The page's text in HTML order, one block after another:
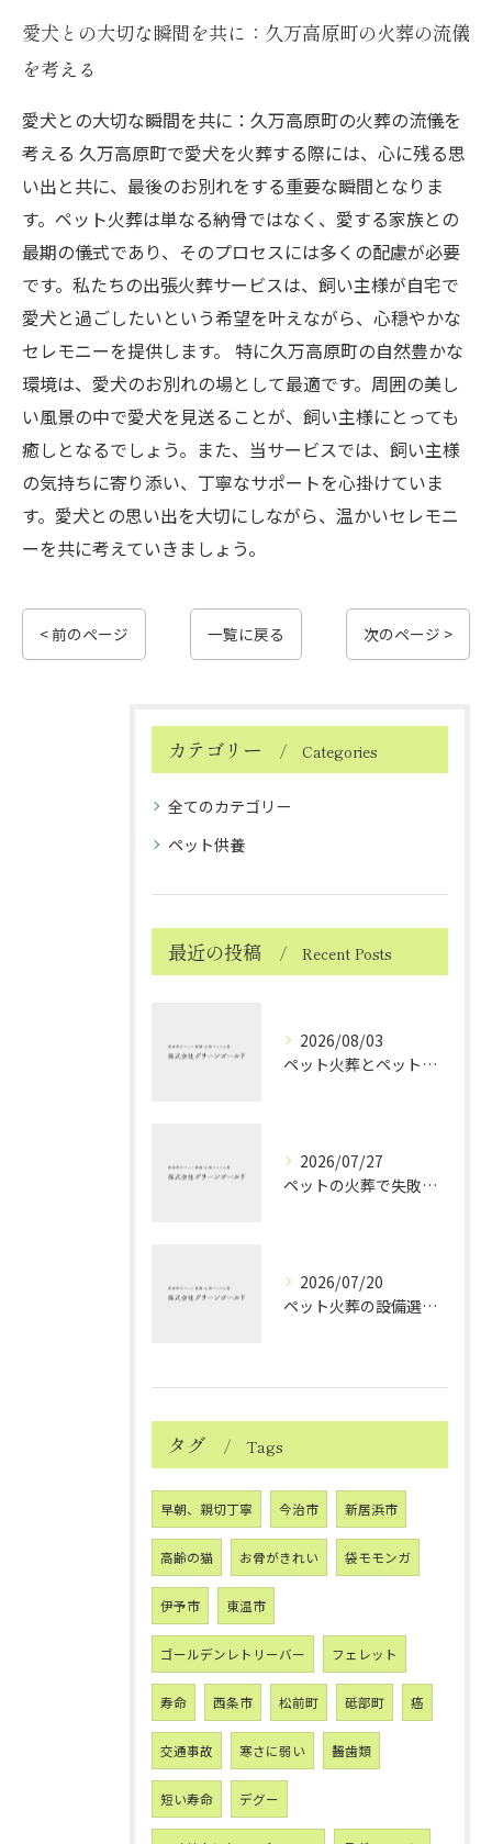
愛犬との大切な瞬間を共に：久万高原町の火葬の流儀
を考える
愛犬との大切な瞬間を共に：久万高原町の火葬の流儀を
考える 久万高原町で愛犬を火葬する際には、心に残る思
い出と共に、最後のお別れをする重要な瞬間となりま
す。ペット火葬は単なる納骨ではなく、愛する家族との
最期の儀式であり、そのプロセスには多くの配慮が必要
です。私たちの出張火葬サービスは、飼い主様が自宅で
愛犬と過ごしたいという希望を叶えながら、心穏やかな
セレモニーを提供します。 特に久万高原町の自然豊かな
環境は、愛犬のお別れの場として最適です。周囲の美し
い風景の中で愛犬を見送ることが、飼い主様にとっても
癒しとなるでしょう。また、当サービスでは、飼い主様
の気持ちに寄り添い、丁寧なサポートを心掛けていま
す。愛犬との思い出を大切にしながら、温かいセレモニ
ーを共に考えていきましょう。
< 前のページ 一覧に戻る 次のページ >
カテゴリー Categories
全てのカテゴリー
ペット供養
最近の投稿 Recent Posts
2026/08/03
ペット火葬とペット火葬後の愛媛県北宇和郡松野町で知っておきたい実務と費用比較ガイド
2026/07/27
ペットの火葬で失敗しない業者選択と後悔しないポイントを徹底解説
2026/07/20
ペット火葬の設備選びと愛媛県西条市で安心して見送るためのポイント
タグ Tags
早朝、親切丁寧 今治市 新居浜市
高齢の猫 お骨がきれい 袋モモンガ
伊予市 東温市
ゴールデンレトリーバー フェレット
寿命 西条市 松前町 砥部町 癌
交通事故 寒さに弱い 齧歯類
短い寿命 デグー